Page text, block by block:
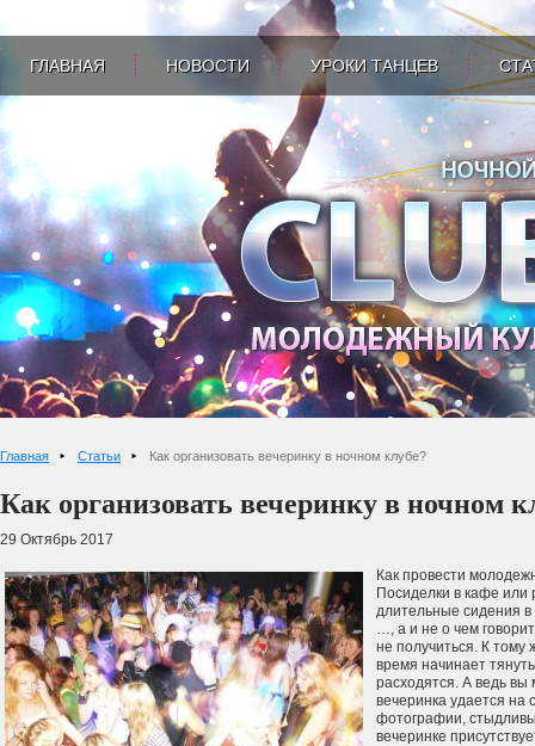
ГЛАВНАЯ НОВОСТИ УРОКИ ТАНЦЕВ
Главная Статьи Как организовать вечеринку в ночном клубе?
Как организовать вечеринку в ночном
29 Октябрь 2017
Как провести
Посиделки в кафе или
длительные сидения в
…, а и не о чем
не получиться. К тому
время начинает
расходятся. А ведь вы
вечеринка удается на
фотографии,
вечеринке